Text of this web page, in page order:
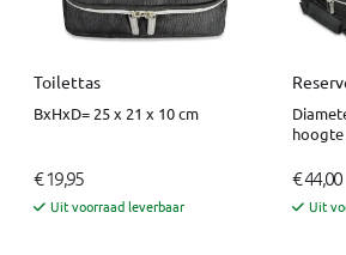
Toilettas
BxHxD= 25 x 21 x 10 cm
€ 19,95
Uit voorraad leverbaar
hoogte
€ 44,00
Uit